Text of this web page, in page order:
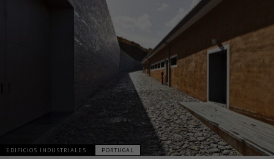
EDIFICIOS INDUSTRIALES PORTUGAL